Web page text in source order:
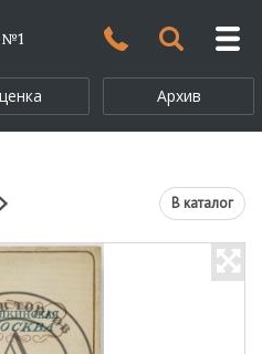
Архив
В каталог